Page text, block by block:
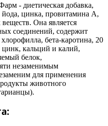
- диетическая добавка,
йода, цинка, провитамина А,
Она является
соединений, содержит
бета-каротина, 20
кальций и калий,
белок,
незаменимым
для применения
животного